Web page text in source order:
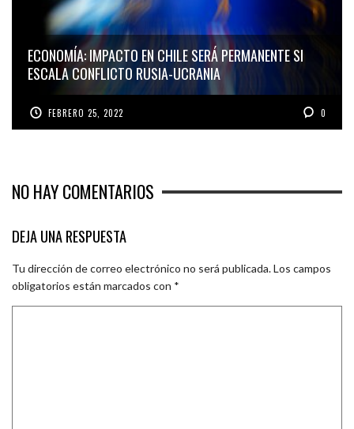
ECONOMÍA: IMPACTO EN CHILE SERÁ PERMANENTE SI
ESCALA CONFLICTO RUSIA-UCRANIA
FEBRERO 25, 2022 0
NO HAY COMENTARIOS
DEJA UNA RESPUESTA
Tu dirección de correo electrónico no será publicada.Los campos
obligatorios están marcados con *